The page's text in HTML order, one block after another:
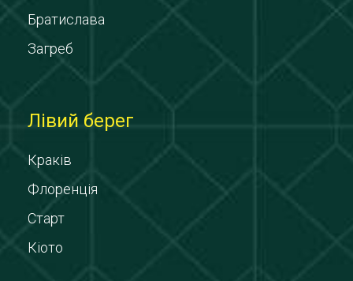
Братислава
Загреб
Лівий берег
Краків
Флоренція
Старт
Кіото